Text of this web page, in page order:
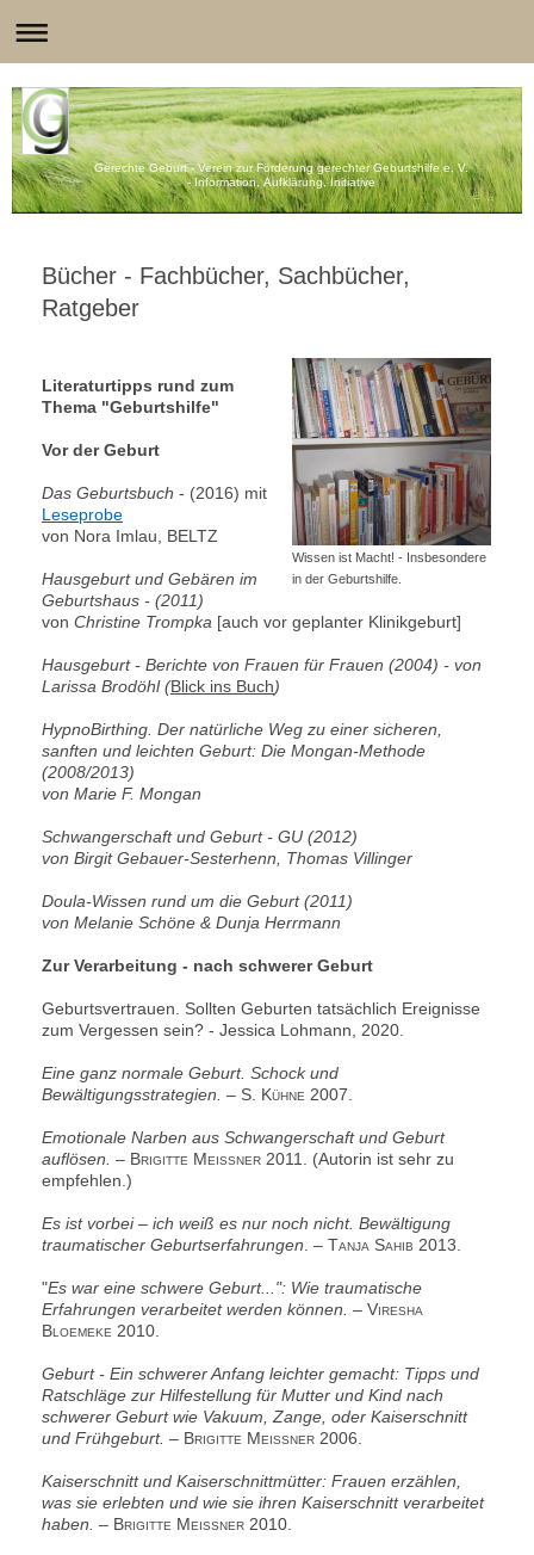
Gerechte Geburt - Verein zur Förderung gerechter Geburtshilfe e. V.
- Information, Aufklärung, Initiative
Bücher - Fachbücher, Sachbücher,
Ratgeber
Wissen ist Macht! - Insbesondere
in der Geburtshilfe.
Literaturtipps rund zum
Thema "Geburtshilfe"
Vor der Geburt
Das Geburtsbuch - (2016) mit
Leseprobe
von Nora Imlau, BELTZ
Hausgeburt und Gebären im
Geburtshaus - (2011)
von Christine Trompka [auch vor geplanter Klinikgeburt]
Hausgeburt - Berichte von Frauen für Frauen (2004) - von
Larissa Brodöhl (Blick ins Buch)
HypnoBirthing. Der natürliche Weg zu einer sicheren,
sanften und leichten Geburt: Die Mongan-Methode
(2008/2013)
von Marie F. Mongan
Schwangerschaft und Geburt - GU (2012)
von Birgit Gebauer-Sesterhenn, Thomas Villinger
Doula-Wissen rund um die Geburt (2011)
von Melanie Schöne & Dunja Herrmann
Zur Verarbeitung - nach schwerer Geburt
Geburtsvertrauen. Sollten Geburten tatsächlich Ereignisse
zum Vergessen sein? - Jessica Lohmann, 2020.
Eine ganz normale Geburt. Schock und
Bewältigungsstrategien. – S. Kühne 2007.
Emotionale Narben aus Schwangerschaft und Geburt
auflösen. – Brigitte Meissner 2011. (Autorin ist sehr zu
empfehlen.)
Es ist vorbei – ich weiß es nur noch nicht. Bewältigung
traumatischer Geburtserfahrungen . – Tanja Sahib 2013.
"Es war eine schwere Geburt...": Wie traumatische
Erfahrungen verarbeitet werden können. – Viresha
Bloemeke 2010.
Geburt - Ein schwerer Anfang leichter gemacht: Tipps und
Ratschläge zur Hilfestellung für Mutter und Kind nach
schwerer Geburt wie Vakuum, Zange, oder Kaiserschnitt
und Frühgeburt. – Brigitte Meissner 2006.
Kaiserschnitt und Kaiserschnittmütter: Frauen erzählen,
was sie erlebten und wie sie ihren Kaiserschnitt verarbeitet
haben. – Brigitte Meissner 2010.